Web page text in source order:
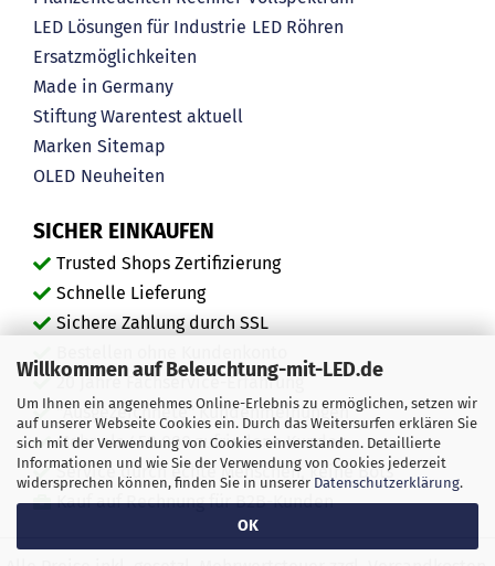
Willkommen auf Beleuchtung-mit-LED.de
Um Ihnen ein angenehmes Online-Erlebnis zu ermöglichen, setzen wir
auf unserer Webseite Cookies ein. Durch das Weitersurfen erklären Sie
sich mit der Verwendung von Cookies einverstanden. Detaillierte
Informationen und wie Sie der Verwendung von Cookies jederzeit
widersprechen können, finden Sie in unserer Datenschutzerklärung.
OK
LED Lösungen für Industrie LED Röhren
Ersatzmöglichkeiten
Made in Germany
Stiftung Warentest aktuell
Marken Sitemap
OLED Neuheiten
SICHER EINKAUFEN
Trusted Shops Zertifizierung
Schnelle Lieferung
Sichere Zahlung durch SSL
20 Jahre Fachservice-Erfahrung
"Ausgezeichnete" Kundenmeinungen
Mehr als 450.000 zufriedene Kunden
Service durch echte Menschen, keine Bots
Kauf auf Rechnung für B2B-Kunden